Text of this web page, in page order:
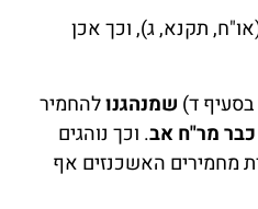
תקנא, ג), וכך אכן
ד) שמנהגנולהחמיר
כבר מר"ח אב. וכך נוהגים
מחמירים האשכנזים אף